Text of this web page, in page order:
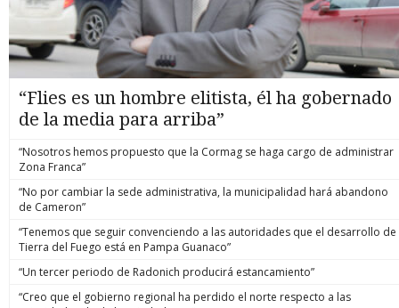
“Flies es un hombre elitista, él ha gobernado
de la media para arriba”
“Nosotros hemos propuesto que la Cormag se haga cargo de administrar
Zona Franca”
“No por cambiar la sede administrativa, la municipalidad hará abandono
de Cameron”
“Tenemos que seguir convenciendo a las autoridades que el desarrollo de
Tierra del Fuego está en Pampa Guanaco”
“Un tercer periodo de Radonich producirá estancamiento”
“Creo que el gobierno regional ha perdido el norte respecto a las